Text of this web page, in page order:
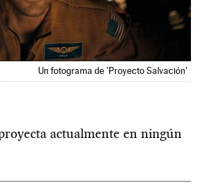
Un fotograma de 'Proyecto Salvación'
actualmente en ningún